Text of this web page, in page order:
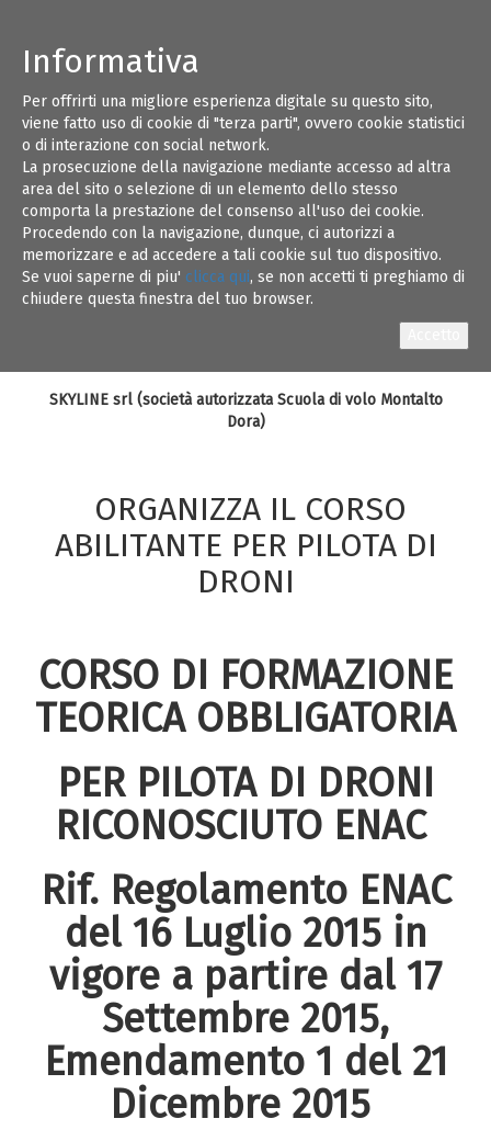
Informativa
Per offrirti una migliore esperienza digitale su questo sito,
viene fatto uso di cookie di "terza parti", ovvero cookie statistici
o di interazione con social network.
La prosecuzione della navigazione mediante accesso ad altra
area del sito o selezione di un elemento dello stesso
comporta la prestazione del consenso all'uso dei cookie.
Procedendo con la navigazione, dunque, ci autorizzi a
memorizzare e ad accedere a tali cookie sul tuo dispositivo.
Se vuoi saperne di piu' clicca qui, se non accetti ti preghiamo di
chiudere questa finestra del tuo browser.
20
MAG 16
L'
ORDINE DEGLI
in collaborazione con
ASSOCIAZIONE PROFETA (Organismo Formativo accreditato
SKYLINE srl (società autorizzata Scuola di volo Montalto
Dora)
ORGANIZZA IL CORSO
ABILITANTE PER PILOTA DI
DRONI
CORSO DI FORMAZIONE
TEORICA OBBLIGATORIA
PER PILOTA DI DRONI
RICONOSCIUTO ENAC
Rif. Regolamento ENAC
del 16 Luglio 2015 in
vigore a partire dal 17
Settembre 2015,
Emendamento 1 del 21
Dicembre 2015